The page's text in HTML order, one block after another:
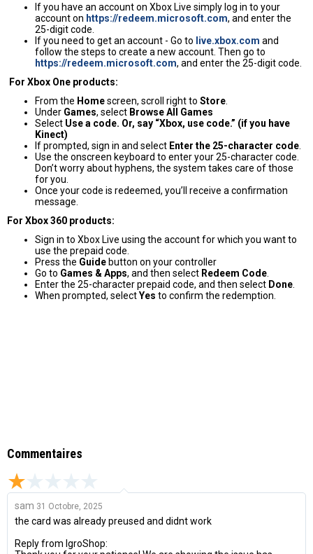
If you have an account on Xbox Live simply log in to your
account on https://redeem.microsoft.com, and enter the
25-digit code.
If you need to get an account - Go to live.xbox.com and
follow the steps to create a new account. Then go to
https://redeem.microsoft.com, and enter the 25-digit code.
For Xbox One products:
From the Homescreen, scroll right to Store
Under Games, select Browse All Games
Select Use a code. Or, say “Xbox, use code.” (if you have
Kinect)
If prompted, sign in and select Enter the 25-character code
Use the onscreen keyboard to enter your 25-character code.
Don’t worry about hyphens, the system takes care of those
for you.
Once your code is redeemed, you’ll receive a confirmation
message.
For Xbox 360 products:
Sign in to Xbox Live using the account for which you want to
use the prepaid code.
Press the Guidebutton on your controller
Go to Games & Apps, and then select Redeem Code
Enter the 25-character prepaid code, and then select Done
When prompted, selectYes to confirm the redemption.
Commentaires
sam 31 Octobre, 2025
the card was already preused and didnt work
Reply from IgroShop: